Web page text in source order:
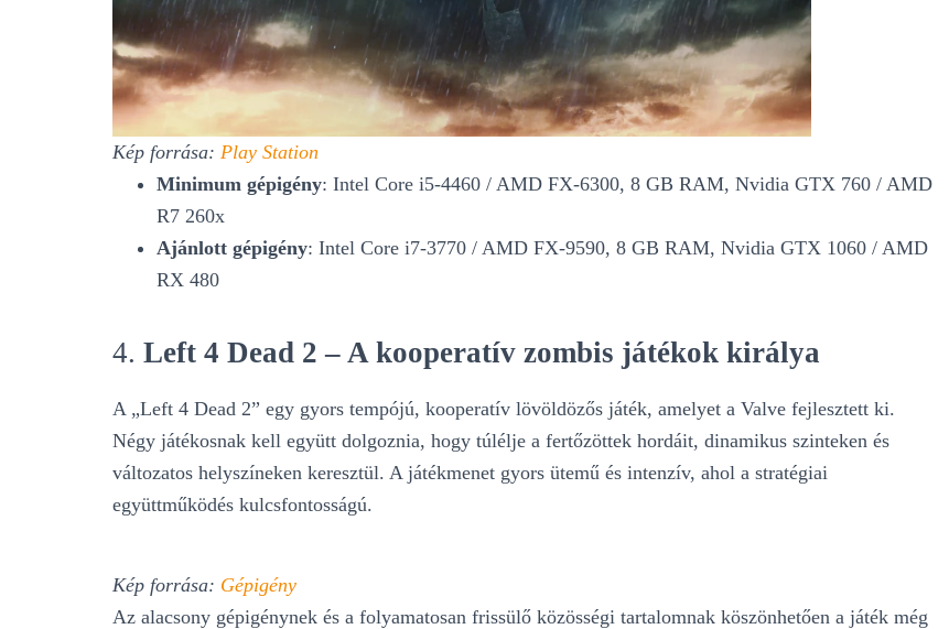
Kép forrása: Play Station
Minimum gépigény: Intel Core i5-4460 / AMD FX-6300, 8 GB RAM, Nvidia GTX 760 / AMD
R7 260x
Ajánlott gépigény: Intel Core i7-3770 / AMD FX-9590, 8 GB RAM, Nvidia GTX 1060 / AMD
RX 480
4. Left 4 Dead 2 – A kooperatív zombis játékok királya
A „Left 4 Dead 2” egy gyors tempójú, kooperatív lövöldözős játék, amelyet a Valve fejlesztett ki.
Négy játékosnak kell együtt dolgoznia, hogy túlélje a fertőzöttek hordáit, dinamikus szinteken és
változatos helyszíneken keresztül. A játékmenet gyors ütemű és intenzív, ahol a stratégiai
együttműködés kulcsfontosságú.
Kép forrása: Gépigény
Az alacsony gépigénynek és a folyamatosan frissülő közösségi tartalomnak köszönhetően a játék még